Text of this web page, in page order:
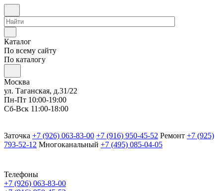
Каталог
По всему сайту
По каталогу
Москва
ул. Таганская, д.31/22
Пн-Пт 10:00-19:00
Сб-Вск 11:00-18:00
Заточка +7 (926) 063-83-00 +7 (916) 950-45-52 Ремонт +7 (925)
793-52-12 Многоканальный +7 (495) 085-04-05
Телефоны
+7 (926) 063-83-00